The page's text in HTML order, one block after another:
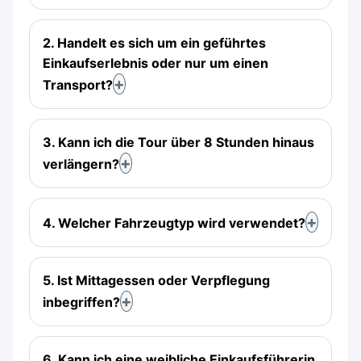
2. Handelt es sich um ein geführtes
Einkaufserlebnis oder nur um einen
Transport?
3. Kann ich die Tour über 8 Stunden hinaus
verlängern?
4. Welcher Fahrzeugtyp wird verwendet?
5. Ist Mittagessen oder Verpflegung
inbegriffen?